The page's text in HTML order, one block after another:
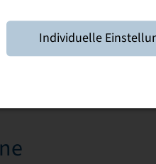
Riesa GmbH
| Helios Vogtland-
Hochschule Sachsen,
Individuelle